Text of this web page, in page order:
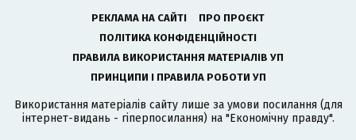
РЕКЛАМА НА САЙТІ
ПРО ПРОЄКТ
ПОЛІТИКА КОНФІДЕНЦІЙНОСТІ
ПРАВИЛА ВИКОРИСТАННЯ МАТЕРІАЛІВ УП
ПРИНЦИПИ І ПРАВИЛА РОБОТИ УП
Використання матеріалів сайту лише за умови посилання (для
інтернет-видань - гіперпосилання) на "Економічну правду".